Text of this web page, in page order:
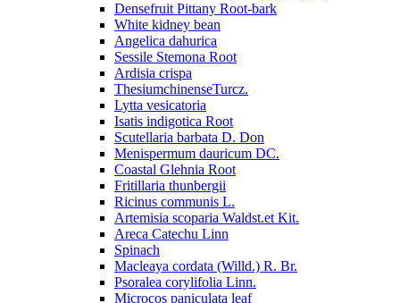
Densefruit Pittany Root-bark
White kidney bean
Angelica dahurica
Sessile Stemona Root
Ardisia crispa
ThesiumchinenseTurcz.
Lytta vesicatoria
Isatis indigotica Root
Scutellaria barbata D. Don
Menispermum dauricum DC.
Coastal Glehnia Root
Fritillaria thunbergii
Ricinus communis L.
Artemisia scoparia Waldst.et Kit.
Areca Catechu Linn
Spinach
Macleaya cordata (Willd.) R. Br.
Psoralea corylifolia Linn.
Microcos paniculata leaf